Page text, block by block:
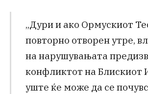
„Дури и ако Ормускиот
повторно отворен утре,
на нарушувањата
конфликтот на Блискиот
уште ќе може да се